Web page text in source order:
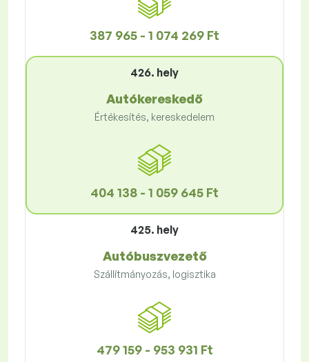
387 965 - 1 074 269 Ft
426. hely
Autókereskedő
Értékesítés, kereskedelem
404 138 - 1 059 645 Ft
425. hely
Autóbuszvezető
Szállítmányozás, logisztika
479 159 - 953 931 Ft